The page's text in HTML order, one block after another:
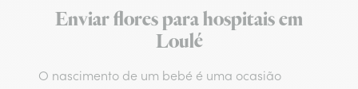
Enviar flores para hospitais em
Loulé
O nascimento de um bebé é uma ocasião